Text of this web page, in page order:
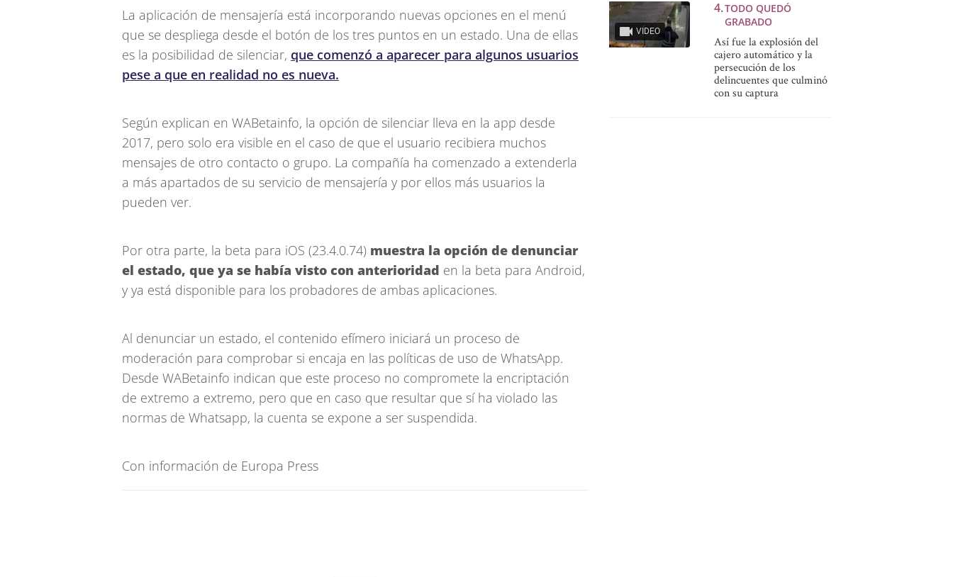
La aplicación de mensajería está incorporando nuevas opciones en el menú
que se despliega desde el botón de los tres puntos en un estado. Una de ellas
es la posibilidad de silenciar, que comenzó a aparecer para algunos usuarios
pese a que en realidad no es nueva.
Según explican en WABetainfo, la opción de silenciar lleva en la app desde
2017, pero solo era visible en el caso de que el usuario recibiera muchos
mensajes de otro contacto o grupo. La compañía ha comenzado a extenderla
a más apartados de su servicio de mensajería y por ellos más usuarios la
pueden ver.
Por otra parte, la beta para iOS (23.4.0.74) muestra la opción de denunciar
el estado, que ya se había visto con anterioridad en la beta para Android,
y ya está disponible para los probadores de ambas aplicaciones.
Al denunciar un estado, el contenido efímero iniciará un proceso de
moderación para comprobar si encaja en las políticas de uso de WhatsApp.
Desde WABetainfo indican que este proceso no compromete la encriptación
de extremo a extremo, pero que en caso que resultar que sí ha violado las
normas de Whatsapp, la cuenta se expone a ser suspendida.
Con información de Europa Press
VIDEO
TODO QUEDÓ
GRABADO
Así fue la explosión del
cajero automático y la
persecución de los
delincuentes que culminó
con su captura